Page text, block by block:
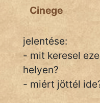
Szóláscsoportok
Szólások
Tréfás
Cinege
jelentése:
- mit keresel
helyen?
- miért jöttél